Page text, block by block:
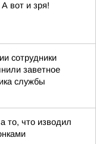
вот и зря!
сотрудники
заветное
службы
то, что изводил